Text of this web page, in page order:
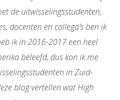
de uitwisselingsstudenten,
docenten en collega’s ben ik
ik in 2016-2017 een heel
beleefd, dus kon ik me
in Zuid-
blog vertellen wat High